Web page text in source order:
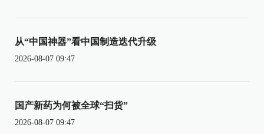
从“中国神器”看中国制造迭代升级
2026-08-07 09:47
国产新药为何被全球“扫货”
2026-08-07 09:47